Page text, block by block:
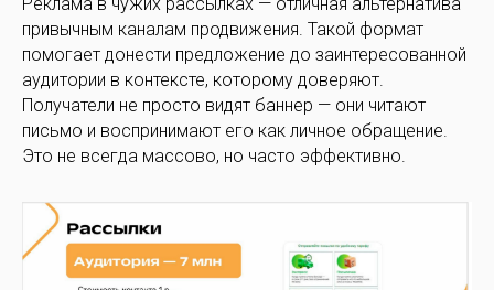
привычным каналам продвижения. Такой формат
помогает донести предложение до заинтересованной
аудитории в контексте, которому доверяют.
Получатели не просто видят баннер — они читают
письмо и воспринимают его как личное обращение.
Это не всегда массово, но часто эффективно.